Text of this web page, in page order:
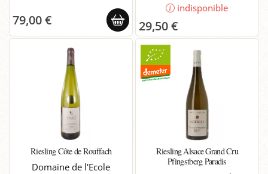
79,00 €
indisponible
29,50 €
Riesling Côte de Rouffach
Domaine de l'Ecole
Riesling Alsace Grand Cru
Pfingstberg Paradis